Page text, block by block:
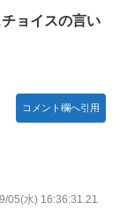
ョイスの言い
コメント欄へ引用
05(水) 16:36:31.21